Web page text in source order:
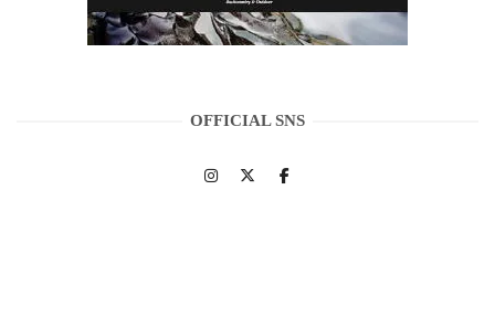
OFFICIAL SNS